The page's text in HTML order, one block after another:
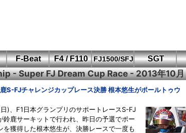
F-Beat
F4 / F110
FIA-F4
F110 CUP
FJ1500/SFJ
鈴鹿・岡山
もてぎ・菅生
筑波・冨士
Aポリス
SFJ D-Cup
SFJ日本一
SGT
- Super FJ Dream Cup Race - 2013年10月
S-FJチャレンジカップレース決勝 根本悠生がポールトゥウ
)、F1日本グランプリのサポートレースS-FJ
鈴鹿サーキットで行われ、昨日の予選でポー
を獲得した根本悠生が、決勝レースで一度も